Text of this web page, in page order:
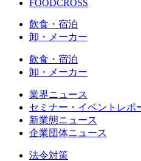
FOODCROSS
飲食・宿泊
卸・メーカー
飲食・宿泊
卸・メーカー
業界ニュース
セミナー・イベントレポ
新業態ニュース
企業団体ニュース
法令対策